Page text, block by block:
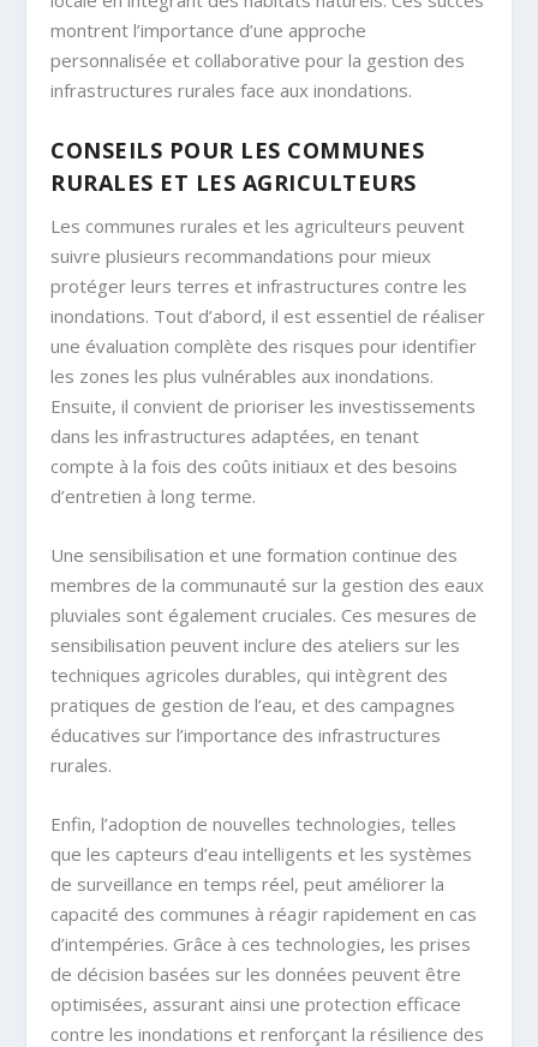
montrent l’importance d’une approche
personnalisée et collaborative pour la gestion des
infrastructures rurales face aux inondations.
CONSEILS POUR LES COMMUNES
RURALES ET LES AGRICULTEURS
Les communes rurales et les agriculteurs peuvent
suivre plusieurs recommandations pour mieux
protéger leurs terres et infrastructures contre les
inondations. Tout d’abord, il est essentiel de réaliser
une évaluation complète des risques pour identifier
les zones les plus vulnérables aux inondations.
Ensuite, il convient de prioriser les investissements
dans les infrastructures adaptées, en tenant
compte à la fois des coûts initiaux et des besoins
d’entretien à long terme.
Une sensibilisation et une formation continue des
membres de la communauté sur la gestion des eaux
pluviales sont également cruciales. Ces mesures de
sensibilisation peuvent inclure des ateliers sur les
techniques agricoles durables, qui intègrent des
pratiques de gestion de l’eau, et des campagnes
éducatives sur l’importance des infrastructures
rurales.
Enfin, l’adoption de nouvelles technologies, telles
que les capteurs d’eau intelligents et les systèmes
de surveillance en temps réel, peut améliorer la
capacité des communes à réagir rapidement en cas
d’intempéries. Grâce à ces technologies, les prises
de décision basées sur les données peuvent être
optimisées, assurant ainsi une protection efficace
contre les inondations et renforçant la résilience des